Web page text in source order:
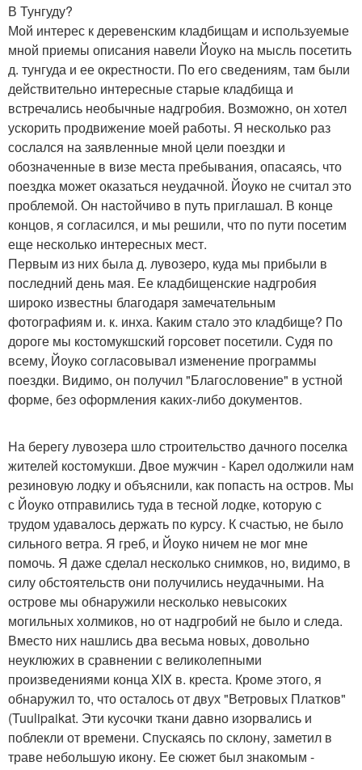
В Тунгуду?
Мой интерес к деревенским кладбищам и используемые
мной приемы описания навели Йоуко на мысль посетить
д. тунгуда и ее окрестности. По его сведениям, там были
действительно интересные старые кладбища и
встречались необычные надгробия. Возможно, он хотел
ускорить продвижение моей работы. Я несколько раз
сослался на заявленные мной цели поездки и
обозначенные в визе места пребывания, опасаясь, что
поездка может оказаться неудачной. Йоуко не считал это
проблемой. Он настойчиво в путь приглашал. В конце
концов, я согласился, и мы решили, что по пути посетим
еще несколько интересных мест.
Первым из них была д. лувозеро, куда мы прибыли в
последний день мая. Ее кладбищенские надгробия
широко известны благодаря замечательным
фотографиям и. к. инха. Каким стало это кладбище? По
дороге мы костомукшский горсовет посетили. Судя по
всему, Йоуко согласовывал изменение программы
поездки. Видимо, он получил "Благословение" в устной
форме, без оформления каких-либо документов.
На берегу лувозера шло строительство дачного поселка
жителей костомукши. Двое мужчин - Карел одолжили нам
резиновую лодку и объяснили, как попасть на остров. Мы
с Йоуко отправились туда в тесной лодке, которую с
трудом удавалось держать по курсу. К счастью, не было
сильного ветра. Я греб, и Йоуко ничем не мог мне
помочь. Я даже сделал несколько снимков, но, видимо, в
силу обстоятельств они получились неудачными. На
острове мы обнаружили несколько невысоких
могильных холмиков, но от надгробий не было и следа.
Вместо них нашлись два весьма новых, довольно
неуклюжих в сравнении с великолепными
произведениями конца XIX в. креста. Кроме этого, я
обнаружил то, что осталось от двух "Ветровых Платков"
(Tuulipaikat. Эти кусочки ткани давно изорвались и
поблекли от времени. Спускаясь по склону, заметил в
траве небольшую икону. Ее сюжет был знакомым -